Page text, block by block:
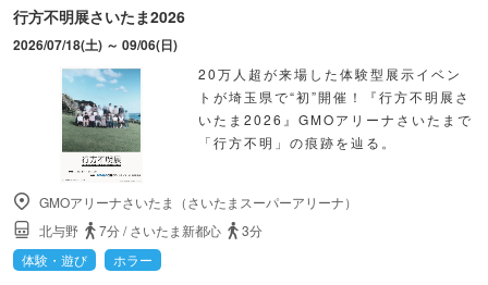
行方不明展さいたま2026
2026/07/18(土) ～ 09/06(日)
20万人超が来場した体験型展示イベン
トが埼玉県で“初”開催！『行方不明展さ
いたま2026』GMOアリーナさいたまで
「行方不明」の痕跡を辿る。
GMOアリーナさいたま（さいたまスーパーアリーナ）
北与野
7分/さいたま新都心
3分
体験・遊び
ホラー